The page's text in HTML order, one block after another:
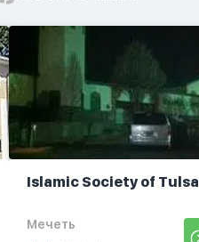
Islamic Society of Tulsa
Мечеть